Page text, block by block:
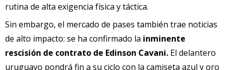
rutina de alta exigencia física y táctica.
Sin embargo, el mercado de pases también trae noticias
de alto impacto: se ha confirmado la inminente
rescisión de contrato de Edinson Cavani. El delantero
uruguayo pondrá fin a su ciclo con la camiseta azul y oro